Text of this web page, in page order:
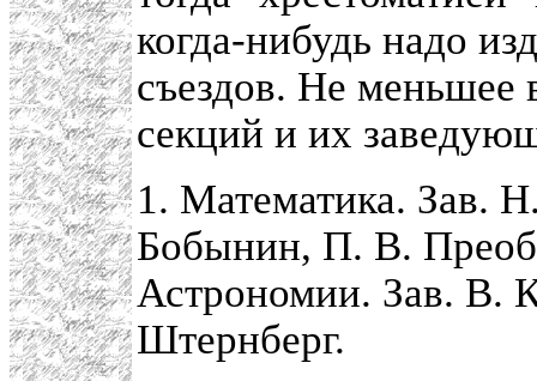
когда-нибудь надо
съездов. Не меньшее
секций и их
1. Математика. Зав.
Бобынин, П. В.
Астрономии. Зав. В.
Штернберг.